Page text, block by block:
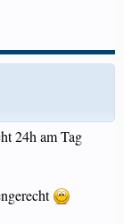
24h am Tag